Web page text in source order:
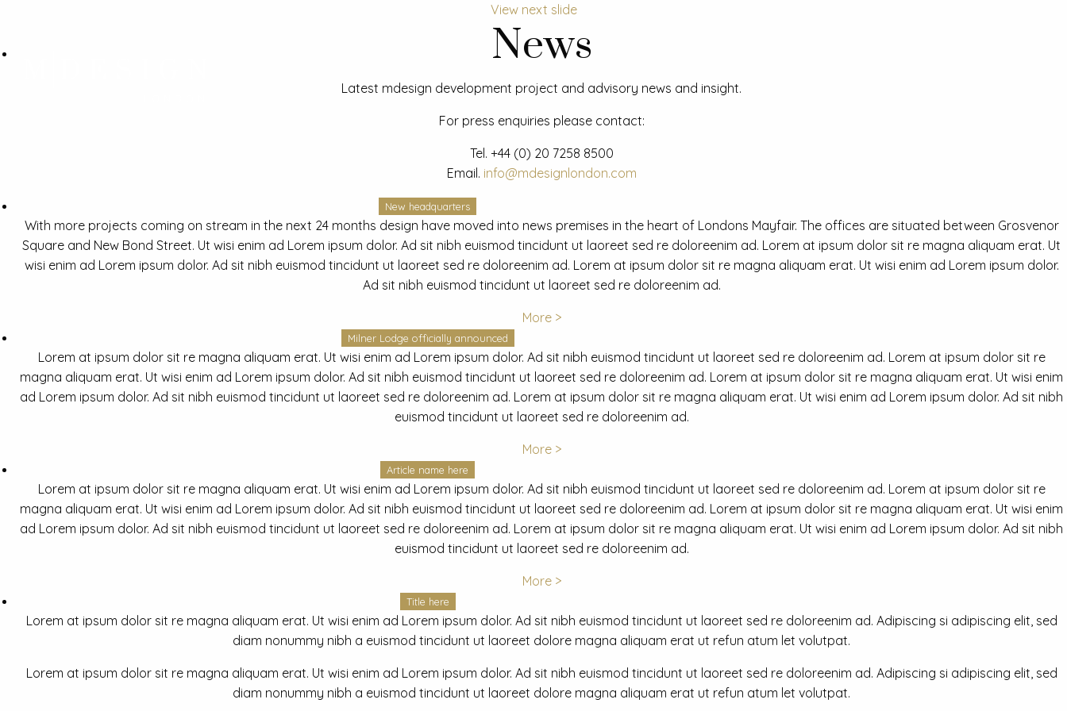
View next slide
News
Latest mdesign development project and advisory news and insight.
For press enquiries please contact:
Tel. +44 (0) 20 7258 8500
Email. info@mdesignlondon.com
New headquarters
With more projects coming on stream in the next 24 months design have moved into news premises in the heart of Londons Mayfair. The offices are situated between Grosvenor
Square and New Bond Street. Ut wisi enim ad Lorem ipsum dolor. Ad sit nibh euismod tincidunt ut laoreet sed re doloreenim ad. Lorem at ipsum dolor sit re magna aliquam erat. Ut
wisi enim ad Lorem ipsum dolor. Ad sit nibh euismod tincidunt ut laoreet sed re doloreenim ad. Lorem at ipsum dolor sit re magna aliquam erat. Ut wisi enim ad Lorem ipsum dolor.
Ad sit nibh euismod tincidunt ut laoreet sed re doloreenim ad.
More >
Milner Lodge officially announced
Lorem at ipsum dolor sit re magna aliquam erat. Ut wisi enim ad Lorem ipsum dolor. Ad sit nibh euismod tincidunt ut laoreet sed re doloreenim ad. Lorem at ipsum dolor sit re
magna aliquam erat. Ut wisi enim ad Lorem ipsum dolor. Ad sit nibh euismod tincidunt ut laoreet sed re doloreenim ad. Lorem at ipsum dolor sit re magna aliquam erat. Ut wisi enim
ad Lorem ipsum dolor. Ad sit nibh euismod tincidunt ut laoreet sed re doloreenim ad. Lorem at ipsum dolor sit re magna aliquam erat. Ut wisi enim ad Lorem ipsum dolor. Ad sit nibh
euismod tincidunt ut laoreet sed re doloreenim ad.
More >
Article name here
Lorem at ipsum dolor sit re magna aliquam erat. Ut wisi enim ad Lorem ipsum dolor. Ad sit nibh euismod tincidunt ut laoreet sed re doloreenim ad. Lorem at ipsum dolor sit re
magna aliquam erat. Ut wisi enim ad Lorem ipsum dolor. Ad sit nibh euismod tincidunt ut laoreet sed re doloreenim ad. Lorem at ipsum dolor sit re magna aliquam erat. Ut wisi enim
ad Lorem ipsum dolor. Ad sit nibh euismod tincidunt ut laoreet sed re doloreenim ad. Lorem at ipsum dolor sit re magna aliquam erat. Ut wisi enim ad Lorem ipsum dolor. Ad sit nibh
euismod tincidunt ut laoreet sed re doloreenim ad.
More >
Title here
Lorem at ipsum dolor sit re magna aliquam erat. Ut wisi enim ad Lorem ipsum dolor. Ad sit nibh euismod tincidunt ut laoreet sed re doloreenim ad. Adipiscing si adipiscing elit, sed
diam nonummy nibh a euismod tincidunt ut laoreet dolore magna aliquam erat ut refun atum let volutpat.
Lorem at ipsum dolor sit re magna aliquam erat. Ut wisi enim ad Lorem ipsum dolor. Ad sit nibh euismod tincidunt ut laoreet sed re doloreenim ad. Adipiscing si adipiscing elit, sed
diam nonummy nibh a euismod tincidunt ut laoreet dolore magna aliquam erat ut refun atum let volutpat.